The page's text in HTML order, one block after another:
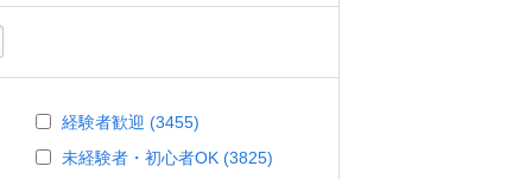
経験者歓迎 (3455)
未経験者・初心者OK (3825)